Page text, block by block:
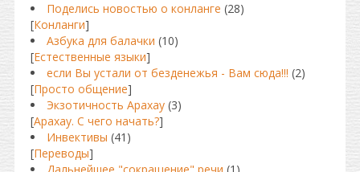
Поделись новостью о конланге (28)
[Конланги]
Азбука для балачки (10)
[Естественные языки]
если Вы устали от безденежья - Вам сюда!!! (2)
[Просто общение]
Экзотичность Арахау (3)
[Арахау. С чего начать?]
Инвективы (41)
[Переводы]